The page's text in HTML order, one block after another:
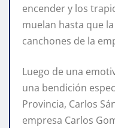
encender y los
muelan hasta que
canchones de la
Luego de una
una bendición
Provincia, Carlos
empresa Carlos